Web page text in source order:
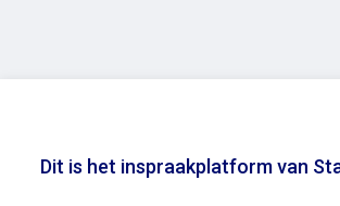
Dit is het inspraakplatform van